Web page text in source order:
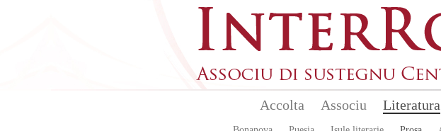
Accolta Associu Literatura